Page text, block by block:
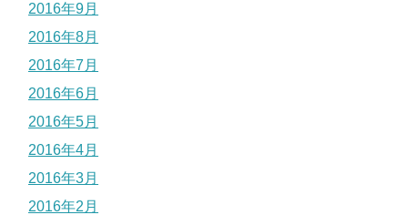
2016年9月
2016年8月
2016年7月
2016年6月
2016年5月
2016年4月
2016年3月
2016年2月